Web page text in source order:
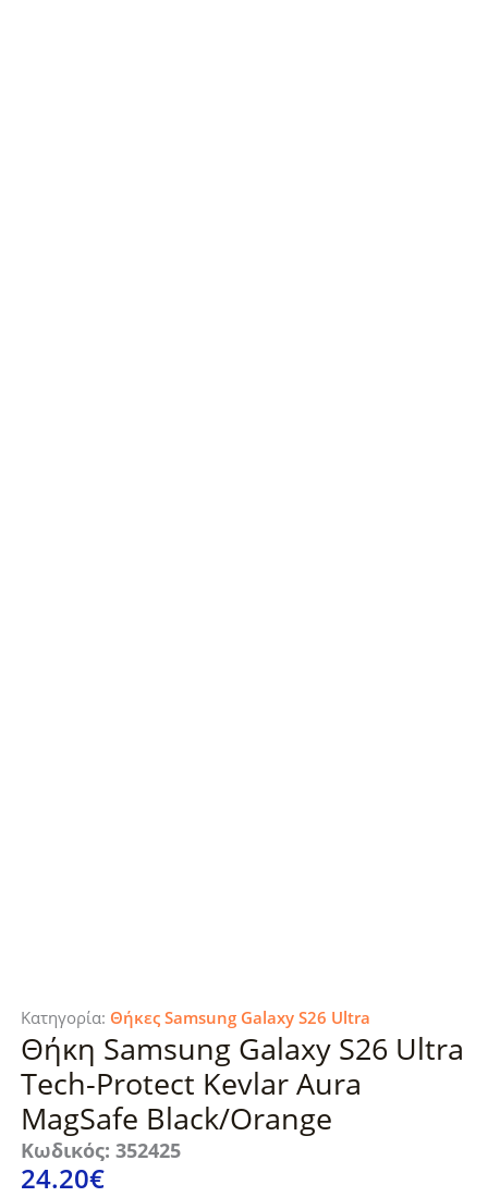
Κατηγορία: Θήκες Samsung Galaxy S26 Ultra
Θήκη Samsung Galaxy S26 Ultra
Tech-Protect Kevlar Aura
MagSafe Black/Orange
Κωδικός: 352425
24.20€